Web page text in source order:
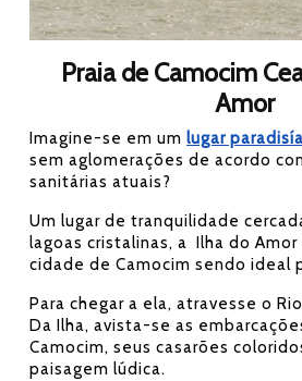
Praia de Camocim
Amor
Imagine-se em um lugar
sem aglomerações de acordo
sanitárias atuais?
Um lugar de tranquilidade
lagoas cristalinas, a Ilha do
cidade de Camocim sendo ideal
Para chegar a ela, atravesse o
Da Ilha, avista-se as
Camocim, seus casarões
paisagem lúdica.